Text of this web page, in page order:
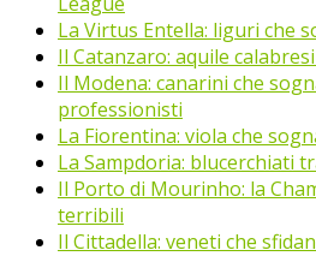
La Virtus Entella: liguri che
Il Catanzaro: aquile
Il Modena: canarini che
professionisti
La Fiorentina: viola che
La Sampdoria: blucerchiati
Il Porto di Mourinho: la
terribili
Il Cittadella: veneti che